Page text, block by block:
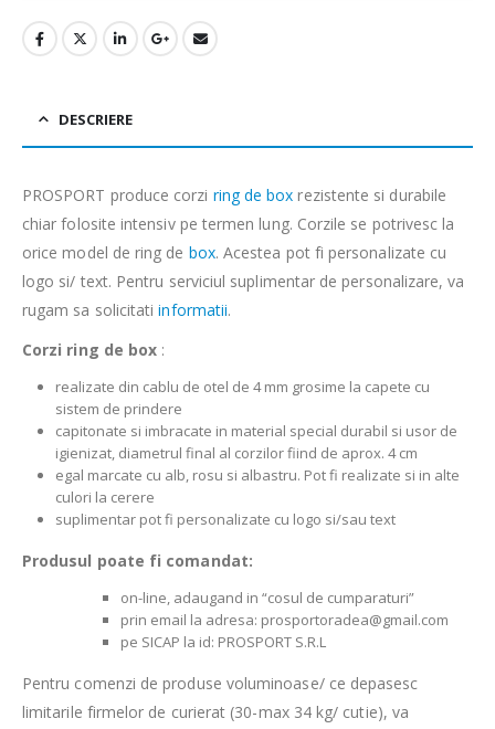
DESCRIERE
PROSPORT produce corzi ring de box rezistente si durabile
chiar folosite intensiv pe termen lung. Corzile se potrivesc la
orice model de ring de box. Acestea pot fi personalizate cu
logo si/ text. Pentru serviciul suplimentar de personalizare, va
rugam sa solicitatiinformatii.
Corzi ring de box :
realizate din cablu de otel de 4 mm grosime la capete cu
sistem de prindere
capitonate si imbracate in material special durabil si usor de
igienizat, diametrul final al corzilor fiind de aprox. 4 cm
egal marcate cu alb, rosu si albastru. Pot fi realizate si in alte
culori la cerere
suplimentar pot fi personalizate cu logo si/sau text
Produsul poate fi comandat:
on-line, adaugand in “cosul de cumparaturi”
prin email la adresa: prosportoradea@gmail.com
pe SICAP la id: PROSPORT S.R.L
Pentru comenzi de produse voluminoase/ ce depasesc
limitarile firmelor de curierat (30-max 34 kg/ cutie), va